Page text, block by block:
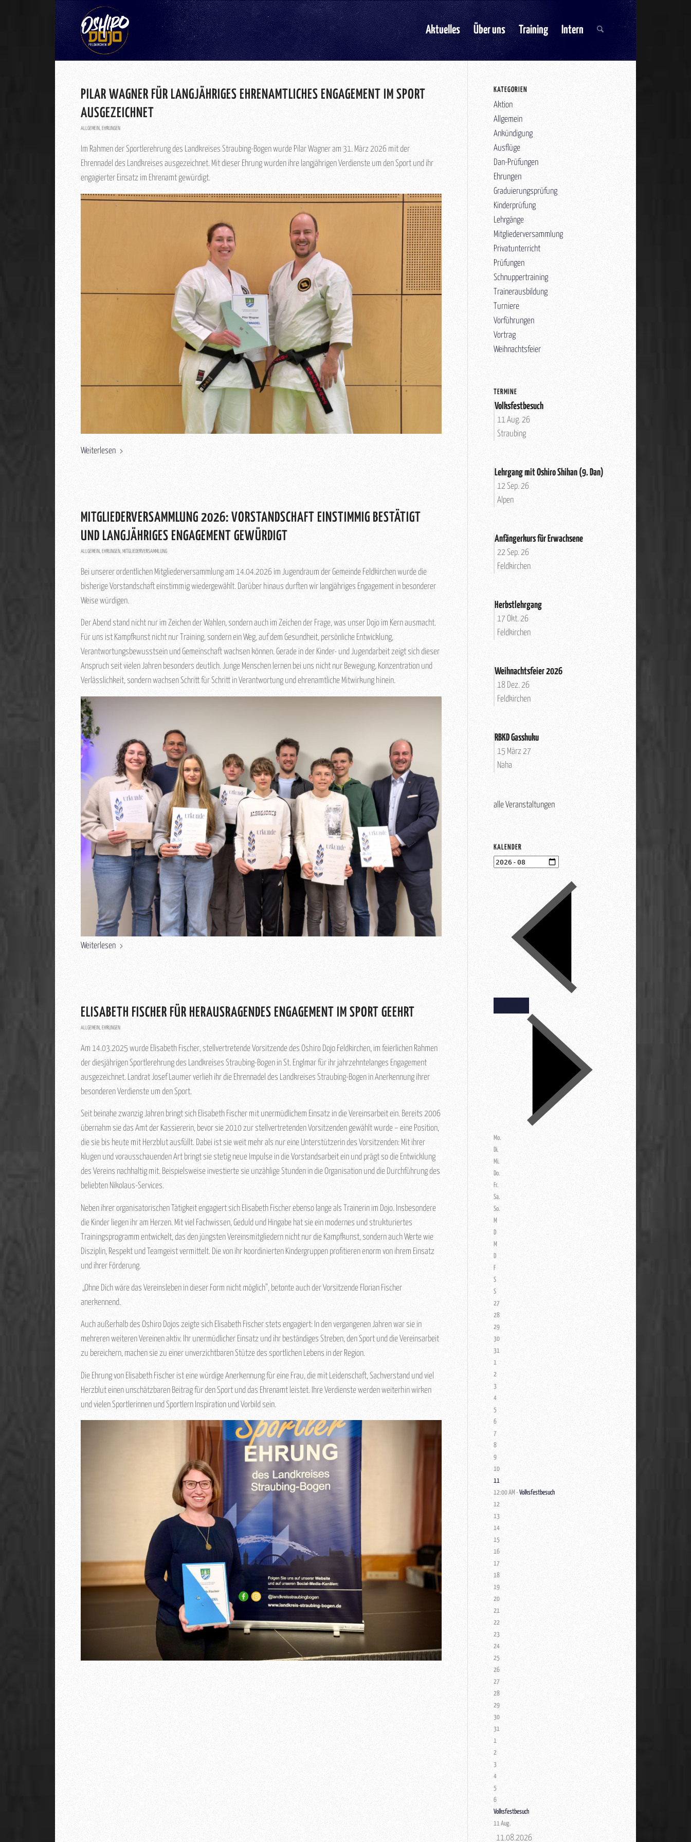
Aktuelles Über uns Training Intern
PILAR WAGNER FÜR LANGJÄHRIGES EHRENAMTLICHES ENGAGEMENT IM SPORT
AUSGEZEICHNET
ALLGEMEIN, EHRUNGEN
Im Rahmen der Sportlerehrung des Landkreises Straubing-Bogen wurde Pilar Wagner am 31. März 2026 mit der
Ehrennadel des Landkreises ausgezeichnet. Mit dieser Ehrung wurden ihre langjährigen Verdienste um den Sport und ihr
engagierter Einsatz im Ehrenamt gewürdigt.
Weiterlesen
MITGLIEDERVERSAMMLUNG 2026: VORSTANDSCHAFT EINSTIMMIG BESTÄTIGT
UND LANGJÄHRIGES ENGAGEMENT GEWÜRDIGT
ALLGEMEIN EHRUNGEN MITGLIEDERVERSAMMLUNG
Bei unserer ordentlichen Mitgliederversammlung am 14.04.2026 im Jugendraum der Gemeinde Feldkirchen wurde die
bisherige Vorstandschaft einstimmig wiedergewählt. Darüber hinaus durften wir langjähriges Engagement in besonderer
Weise würdigen.
Der Abend stand nicht nur im Zeichen der Wahlen, sondern auch im Zeichen der Frage, was unser Dojo im Kern ausmacht.
Für uns ist Kampfkunst nicht nur Training, sondern ein Weg, auf dem Gesundheit, persönliche Entwicklung,
Verantwortungsbewusstsein und Gemeinschaft wachsen können. Gerade in der Kinder- und Jugendarbeit zeigt sich dieser
Anspruch seit vielen Jahren besonders deutlich. Junge Menschen lernen bei uns nicht nur Bewegung, Konzentration und
Verlässlichkeit, sondern wachsen Schritt für Schritt in Verantwortung und ehrenamtliche Mitwirkung hinein.
Weiterlesen
ELISABETH FISCHER FÜR HERAUSRAGENDES ENGAGEMENT IM SPORT GEEHRT
ALLGEMEIN EHRUNGEN
Am 14.03.2025 wurde Elisabeth Fischer, stellvertretende Vorsitzende des Oshiro Dojo Feldkirchen, im feierlichen Rahmen
der diesjährigen Sportlerehrung des Landkreises Straubing-Bogen in St. Englmar für ihr jahrzehntelanges Engagement
ausgezeichnet. Landrat Josef Laumer verlieh ihr die Ehrennadel des Landkreises Straubing-Bogen in Anerkennung ihrer
besonderen Verdienste um den Sport.
Seit beinahe zwanzig Jahren bringt sich Elisabeth Fischer mit unermüdlichem Einsatz in die Vereinsarbeit ein. Bereits 2006
übernahm sie das Amt der Kassiererin, bevor sie 2010 zur stellvertretenden Vorsitzenden gewählt wurde – eine Position,
die sie bis heute mit Herzblut ausfüllt. Dabei ist sie weit mehr als nur eine Unterstützerin des Vorsitzenden: Mit ihrer
klugen und vorausschauenden Art bringt sie stetig neue Impulse in die Vorstandsarbeit ein und prägt so die Entwicklung
des Vereins nachhaltig mit. Beispielsweise investierte sie unzählige Stunden in die Organisation und die Durchführung des
beliebten Nikolaus-Services.
Neben ihrer organisatorischen Tätigkeit engagiert sich Elisabeth Fischer ebenso lange als Trainerin im Dojo. Insbesondere
die Kinder liegen ihr am Herzen. Mit viel Fachwissen, Geduld und Hingabe hat sie ein modernes und strukturiertes
Trainingsprogramm entwickelt, das den jüngsten Vereinsmitgliedern nicht nur die Kampfkunst, sondern auch Werte wie
Disziplin, Respekt und Teamgeist vermittelt. Die von ihr koordinierten Kindergruppen profitieren enorm von ihrem Einsatz
und ihrer Förderung.
„Ohne Dich wäre das Vereinsleben in dieser Form nicht möglich“, betonte auch der Vorsitzende Florian Fischer
anerkennend.
Auch außerhalb des Oshiro Dojos zeigte sich Elisabeth Fischer stets engagiert: In den vergangenen Jahren war sie in
mehreren weiteren Vereinen aktiv. Ihr unermüdlicher Einsatz und ihr beständiges Streben, den Sport und die Vereinsarbeit
zu bereichern, machen sie zu einer unverzichtbaren Stütze des sportlichen Lebens in der Region.
Die Ehrung von Elisabeth Fischer ist eine würdige Anerkennung für eine Frau, die mit Leidenschaft, Sachverstand und viel
Herzblut einen unschätzbaren Beitrag für den Sport und das Ehrenamt leistet. Ihre Verdienste werden weiterhin wirken
und vielen Sportlerinnen und Sportlern Inspiration und Vorbild sein.
KATEGORIEN
Aktion
Allgemein
Ankündigung
Ausflüge
Dan-Prüfungen
Ehrungen
Graduierungsprüfung
Kinderprüfung
Lehrgänge
Mitgliederversammlung
Privatunterricht
Prüfungen
Schnuppertraining
Trainerausbildung
Turniere
Vorführungen
Vortrag
Weihnachtsfeier
TERMINE
Volksfestbesuch
11 Aug. 26
Straubing
Lehrgang mit Oshiro Shihan (9. Dan)
12 Sep. 26
Alpen
Anfängerkurs für Erwachsene
22 Sep. 26
Feldkirchen
Herbstlehrgang
17 Okt. 26
Feldkirchen
Weihnachtsfeier 2026
18 Dez. 26
Feldkirchen
RBKD Gasshuku
15 März 27
Naha
alle Veranstaltungen
KALENDER
Mo.
Di.
Mi.
Do.
Fr.
Sa.
So.
M
D
M
D
F
S
S
27
28
29
30
31
1
2
3
4
5
6
7
8
9
10
11
12:00 AM -Volksfestbesuch
12
13
14
15
16
17
18
19
20
21
22
23
24
25
26
27
28
29
30
31
1
2
3
4
5
6
Volksfestbesuch
11Aug.
11.08.2026